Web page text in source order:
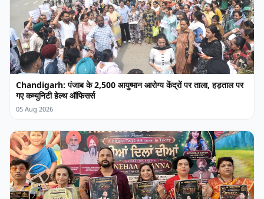
Chandigarh: पंजाब के 2,500 आयुष्मान आरोग्य केंद्रों पर ताला, हड़ताल पर
गए कम्युनिटी हेल्थ ऑफिसर्स
05 Aug 2026